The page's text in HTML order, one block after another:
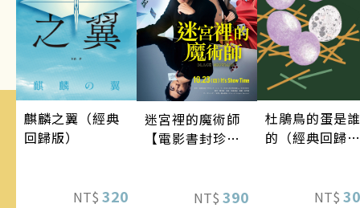
麒麟之翼（經典
回歸版）
NT$ 320
迷宮裡的魔術師
【電影書封珍藏
NT$ 390
杜鵑鳥的蛋是誰
的（經典回歸
NT$